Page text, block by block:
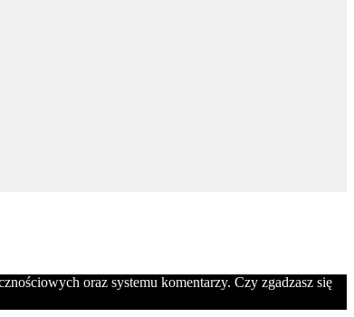
oraz systemu komentarzy. Czy zgadzasz się